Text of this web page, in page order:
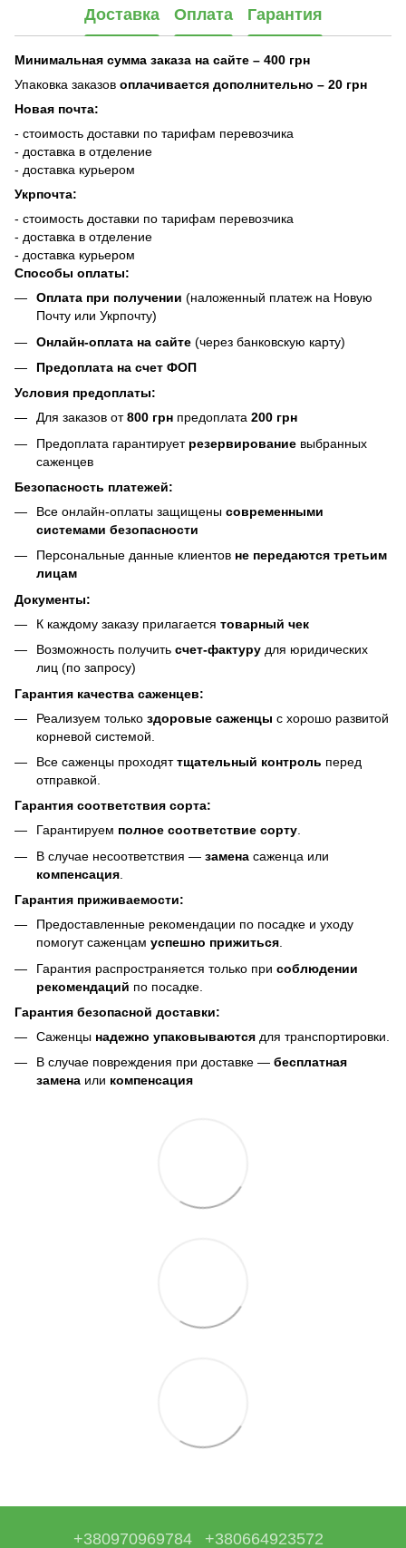
Доставка Оплата Гарантия
Минимальная сумма заказа на сайте – 400 грн
Упаковка заказов оплачивается дополнительно – 20 грн
Новая почта:
- стоимость доставки по тарифам перевозчика
- доставка в отделение
- доставка курьером
Укрпочта:
- стоимость доставки по тарифам перевозчика
- доставка в отделение
- доставка курьером
Способы оплаты:
Оплата при получении (наложенный платеж на Новую
Почту или Укрпочту)
Онлайн-оплата на сайте (через банковскую карту)
Предоплата на счет ФОП
Условия предоплаты:
Для заказов от800 грн предоплата 200 грн
Предоплата гарантирует резервирование выбранных
саженцев
Безопасность платежей:
Все онлайн-оплаты защищены современными
системами безопасности
Персональные данные клиентов не передаются третьим
лицам
Документы:
К каждому заказу прилагается товарный чек
Возможность получить счет-фактуру для юридических
лиц (по запросу)
Гарантия качества саженцев:
Реализуем только здоровые саженцы с хорошо развитой
корневой системой.
Все саженцы проходяттщательный контроль перед
отправкой.
Гарантия соответствия сорта:
Гарантируем полное соответствие сорту.
В случае несоответствия — замена саженца или
компенсация
Гарантия приживаемости:
Предоставленные рекомендации по посадке и уходу
помогут саженцам успешно прижиться
Гарантия распространяется только при соблюдении
рекомендаций по посадке.
Гарантия безопасной доставки:
Саженцы надежно упаковываются для транспортировки.
В случае повреждения при доставке — бесплатная
замена или компенсация
+380970969784 +380664923572